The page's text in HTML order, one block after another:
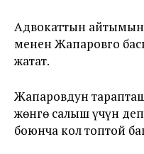
Адвокаттын
менен Жапаровго
жатат.
Жапаровдун
жөнгө салыш үчүн
боюнча кол топтой